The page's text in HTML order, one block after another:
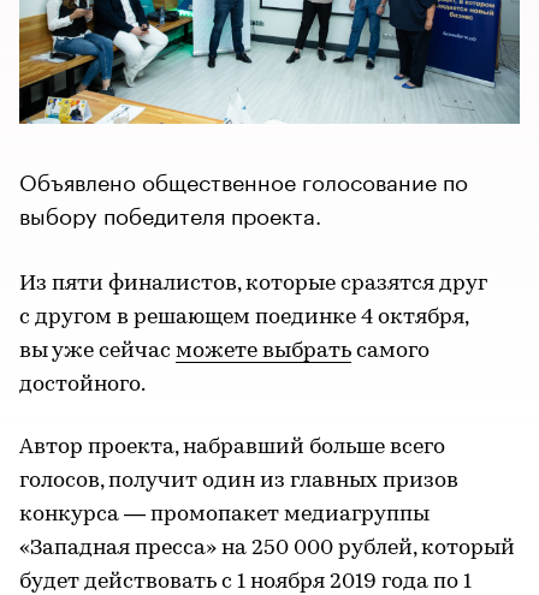
Объявлено общественное голосование по
выбору победителя проекта.
Из пяти финалистов, которые сразятся друг
с другом в решающем поединке 4 октября,
вы уже сейчас можете выбрать самого
достойного.
Автор проекта, набравший больше всего
голосов, получит один из главных призов
конкурса — промопакет медиагруппы
«Западная пресса» на 250 000 рублей, который
будет действовать с 1 ноября 2019 года по 1